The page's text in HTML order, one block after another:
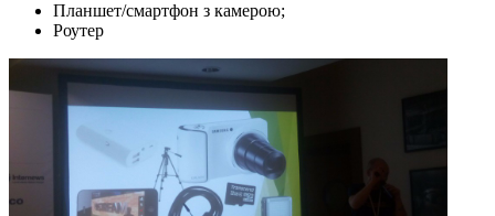
Планшет/смартфон з камерою;
Роутер